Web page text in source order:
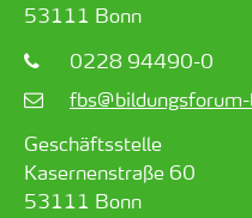
53111 Bonn
0228 94490-0
Geschäftsstelle
Kasernenstraße 60
53111 Bonn